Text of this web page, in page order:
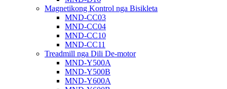
Magnetikong Kontrol nga Bisikleta
MND-CC03
MND-CC04
MND-CC10
MND-CC11
Treadmill nga Dili De-motor
MND-Y500A
MND-Y500B
MND-Y600A